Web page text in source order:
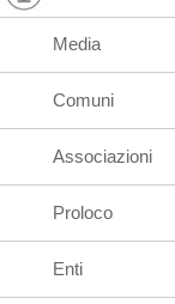
Media
Comuni
Associazioni
Proloco
Enti